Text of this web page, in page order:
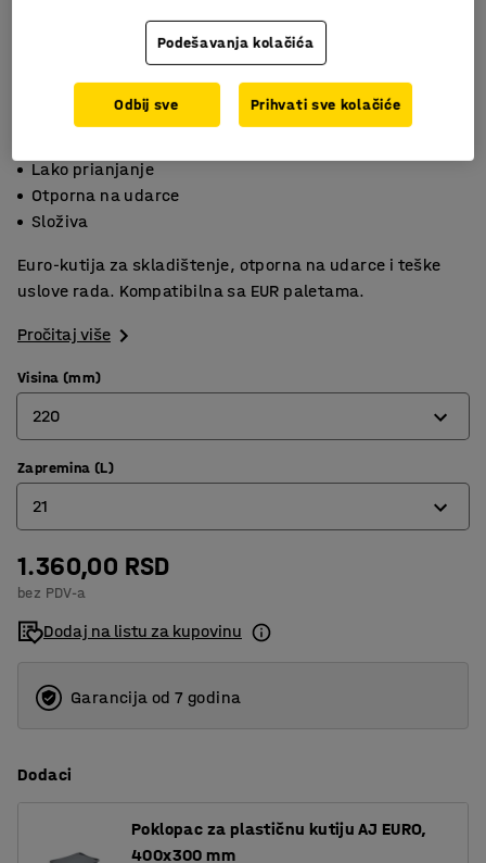
Slični proizvodi
Lako prianjanje
Otporna na udarce
Složiva
Euro-kutija za skladištenje, otporna na udarce i teške
uslove rada. Kompatibilna sa EUR paletama.
Pročitaj više
Visina (mm)
220
120
170
220
Zapremina (L)
21
12
15
21
1.360,00 RSD
bez PDV-a
Dodaj na listu za kupovinu
Garancija od 7 godina
Dodaci
Poklopac za plastičnu kutiju AJ EURO,
400x300 mm
Podešavanja kolačića
Odbij sve Prihvati sve kolačiće